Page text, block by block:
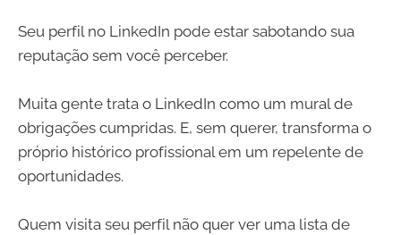
Seu perfil no LinkedIn pode estar sabotando sua
reputação sem você perceber.
Muita gente trata o LinkedIn como um mural de
obrigações cumpridas. E, sem querer, transforma o
próprio histórico profissional em um repelente de
oportunidades.
Quem visita seu perfil não quer ver uma lista de